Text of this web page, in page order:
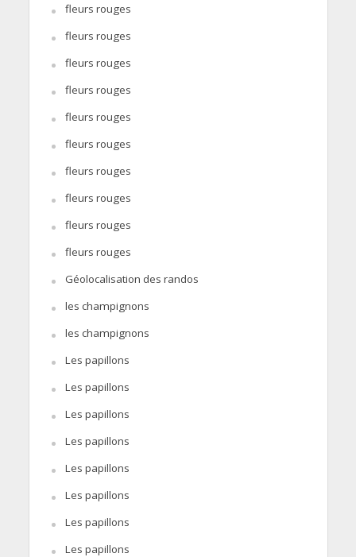
fleurs rouges
fleurs rouges
fleurs rouges
fleurs rouges
fleurs rouges
fleurs rouges
fleurs rouges
fleurs rouges
fleurs rouges
fleurs rouges
Géolocalisation des randos
les champignons
les champignons
Les papillons
Les papillons
Les papillons
Les papillons
Les papillons
Les papillons
Les papillons
Les papillons